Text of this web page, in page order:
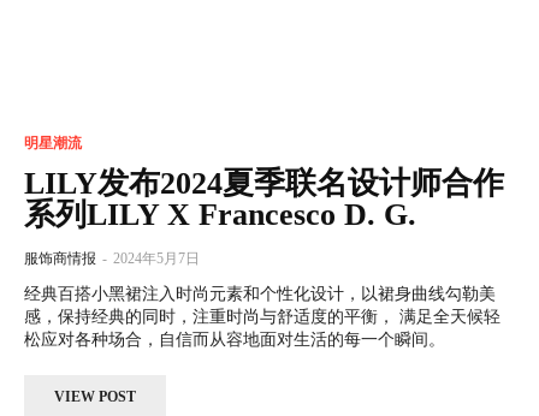
明星潮流
LILY发布2024夏季联名设计师合作
系列LILY X Francesco D. G.
服饰商情报 - 2024年5月7日
经典百搭小黑裙注入时尚元素和个性化设计，以裙身曲线勾勒美
感，保持经典的同时，注重时尚与舒适度的平衡， 满足全天候轻
松应对各种场合，自信而从容地面对生活的每一个瞬间。
VIEW POST